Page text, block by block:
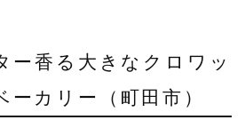
ー香る大きなクロワッ
カリー（町田市）